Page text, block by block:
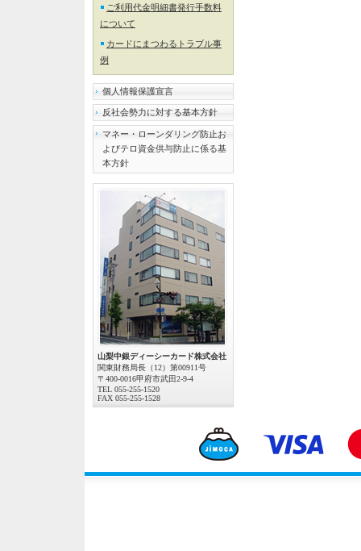
ご利用代金明細書発行手数料
について
カードにまつわるトラブル事
例
個人情報保護宣言
反社会勢力に対する基本方針
マネー・ローンダリング防止お
よびテロ資金供与防止に係る基
本方針
山梨中銀ディーシーカード株式会社
関東財務局長（12）第00911号
〒400-0016甲府市武田2-9-4
TEL 055-255-1520
FAX 055-255-1528